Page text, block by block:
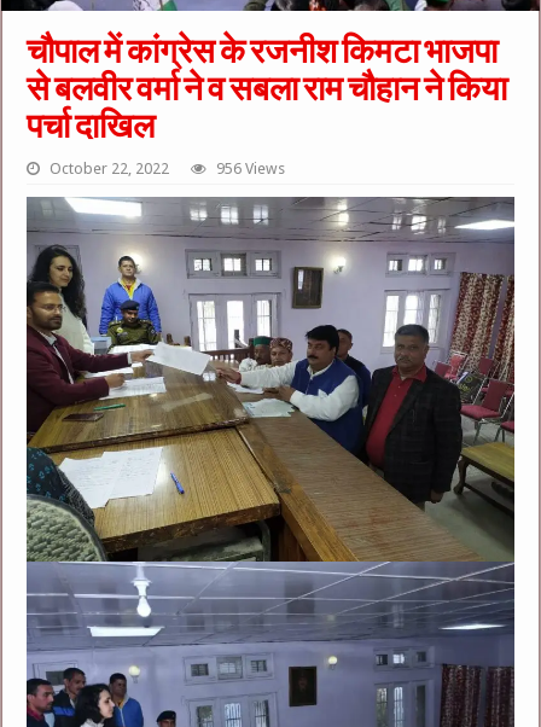
चौपाल में कांग्रेस के रजनीश किमटा भाजपा
से बलवीर वर्मा ने व सबला राम चौहान ने किया
पर्चा दाखिल
October 22, 2022 956 Views